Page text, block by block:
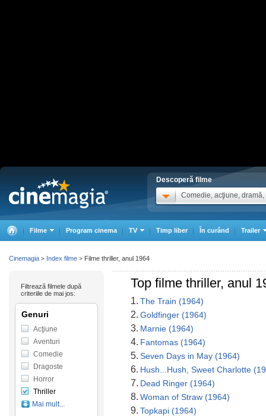
Descoperă filme
Comedie, acţiune, dramă,
Filme Program cinema TV Timp liber În curând Trailer
Top filme thriller, anul
1. The Train (1964)
2. Goldfinger (1964)
3. Marnie (1964)
4. Fantomas (1964)
5. Seven Days in May (1964)
6. Hush...Hush, Sweet Charlotte
7. Dead Ringer (1964)
8. Woman of Straw (1964)
9. Topkapi (1964)
Filtrează filmele după
criteriile de mai jos:
Genuri
Acţiune
Aventuri
Comedie
Dragoste
Horror
Thriller
Mai mult...
Cinemagia > Index filme > Filme thriller, anul 1964